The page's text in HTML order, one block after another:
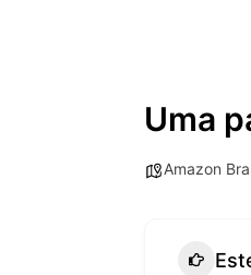
Uma
Amazon